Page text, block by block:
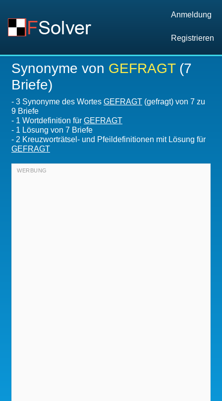
Anmeldung
Registrieren
Synonyme von GEFRAGT(7
Briefe)
- 3 Synonyme des Wortes GEFRAGT (gefragt) von 7 zu
9 Briefe
- 1 Wortdefinition für GEFRAGT
- 1 Lösung von 7 Briefe
- 2 Kreuzworträtsel- und Pfeildefinitionen mit Lösung für
GEFRAGT